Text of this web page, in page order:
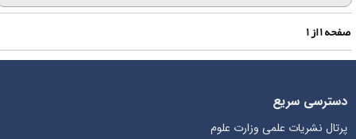
۱از۱
دسترسی سریع
پرتال نشریات علمی وزارت علوم